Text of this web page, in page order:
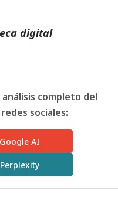
digital
completo del
sociales:
Google AI
Perplexity